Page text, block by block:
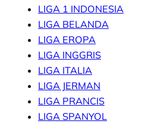
LIGA 1 INDONESIA
LIGA BELANDA
LIGA EROPA
LIGA INGGRIS
LIGA ITALIA
LIGA JERMAN
LIGA PRANCIS
LIGA SPANYOL